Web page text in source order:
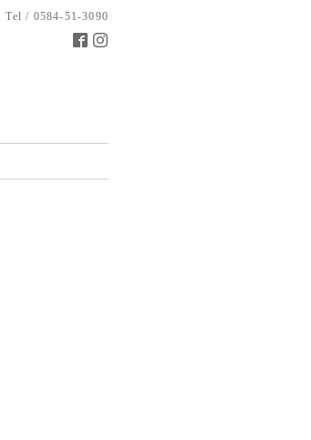
Tel / 0584-51-3090